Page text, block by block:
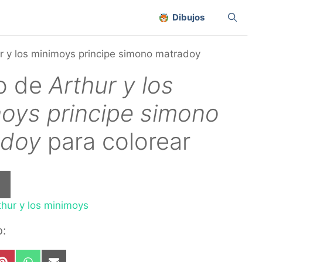
Dibujos
y los minimoys principe simono matradoy
deArthur y los
principe simono
para colorear
y los minimoys